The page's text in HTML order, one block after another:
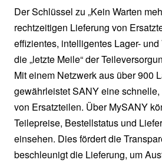
Der Schlüssel zu „Kein Warten
rechtzeitigen Lieferung von
effizientes, intelligentes Lager-
die „letzte Meile“ der
Mit einem Netzwerk aus über 900
gewährleistet SANY eine
von Ersatzteilen. Über MySANY
Teilepreise, Bestellstatus und
einsehen. Dies fördert die
beschleunigt die Lieferung, um